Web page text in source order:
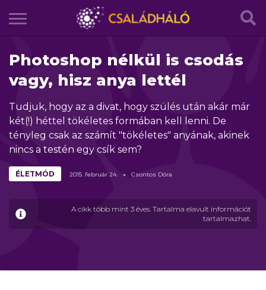
Photoshop nélkül is csodás
vagy, hisz anya lettél
Tudjuk, hogy az a divat, hogy szülés után akár már
két(!) héttel tökéletes formában kell lenni. De
tényleg csak az számít "tökéletes" anyának, akinek
nincs a testén egy csík sem?
A cikk több mint 3 éves. Tartalma elavult információt
tartalmazhat.
ÉLETMÓD 2015. február 24. Csontos Dóra